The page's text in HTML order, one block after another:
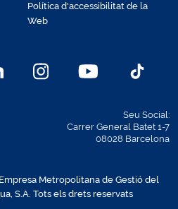
Política d'accessibilitat de la
Web
Seu Social:
Carrer General Batet 1-7
08028 Barcelona
Metropolitana de Gestió del
S.A. Tots els drets reservats